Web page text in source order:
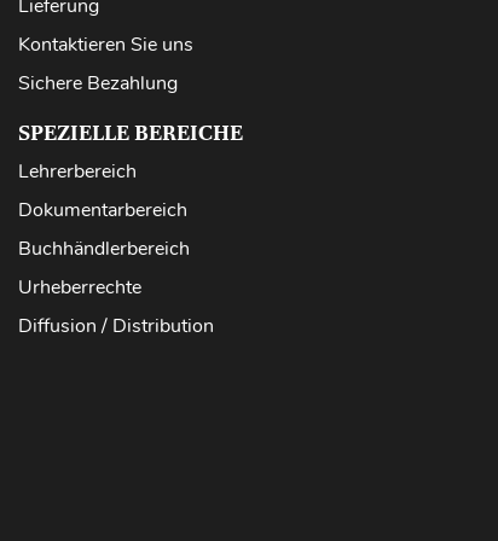
Lieferung
Kontaktieren Sie uns
Sichere Bezahlung
SPEZIELLE BEREICHE
Lehrerbereich
Dokumentarbereich
Buchhändlerbereich
Urheberrechte
Diffusion / Distribution